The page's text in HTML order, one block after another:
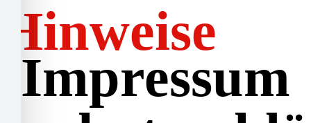
Hinweise
Impressum